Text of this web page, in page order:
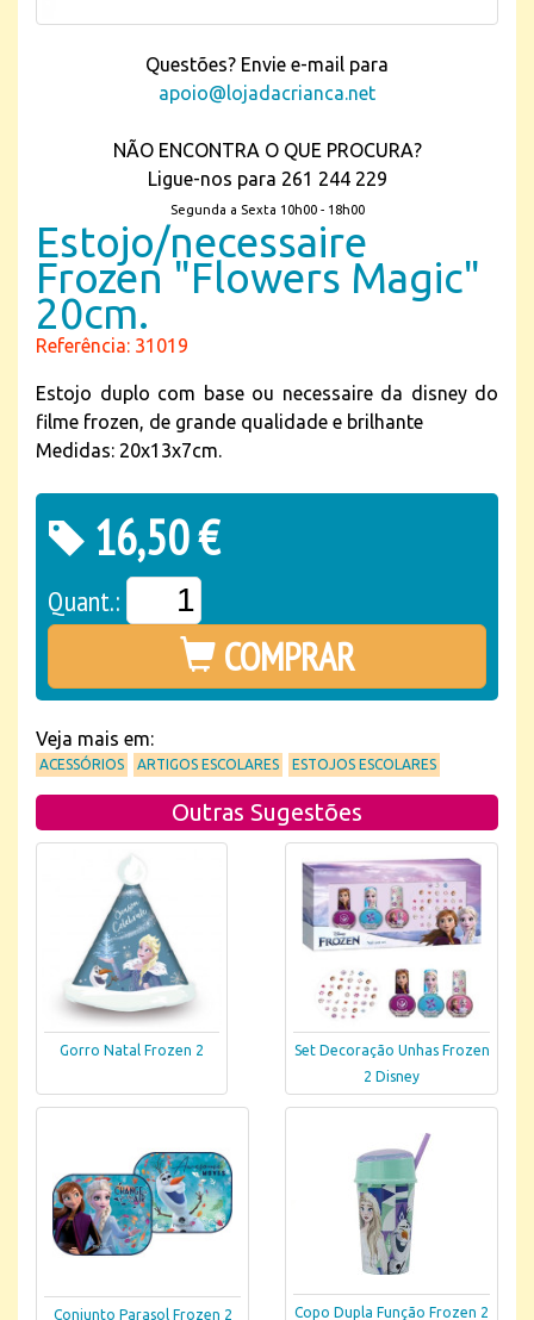
Questões? Envie e-mail para
apoio@lojadacrianca.net
NÃO ENCONTRA O QUE PROCURA?
Ligue-nos para 261 244 229
Segunda a Sexta 10h00 - 18h00
Estojo/necessaire
Frozen "Flowers Magic"
20cm.
Referência: 31019
Estojo duplo com base ou necessaire da disney do
filme frozen, de grande qualidade e brilhante
Medidas: 20x13x7cm.
16,50 €
Quant.:
COMPRAR
Veja mais em:
ACESSÓRIOS ARTIGOS ESCOLARES ESTOJOS ESCOLARES
Outras Sugestões
Gorro Natal Frozen 2
Set Decoração Unhas Frozen
2 Disney
Conjunto Parasol Frozen 2 Copo Dupla Função Frozen 2